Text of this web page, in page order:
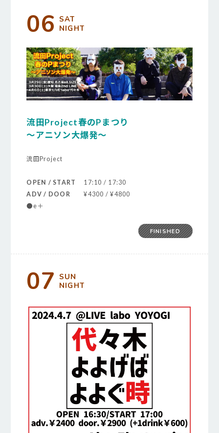
06 SAT
NIGHT
流田Project春のPまつり
～アニソン大爆発～
流田Project
OPEN / START
17:10 / 17:30
ADV / DOOR
¥4300 / ¥4800
●e＋
FINISHED
07 SUN
NIGHT